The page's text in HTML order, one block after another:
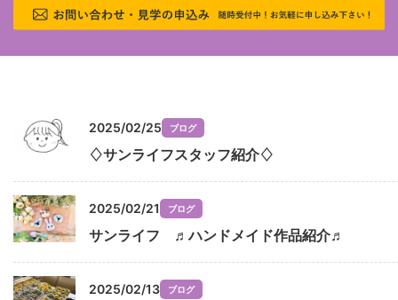
2025/02/25 ブログ
♢サンライフスタッフ紹介♢
2025/02/21 ブログ
サンライフ ♬ハンドメイド作品紹介♬
2025/02/13 ブログ